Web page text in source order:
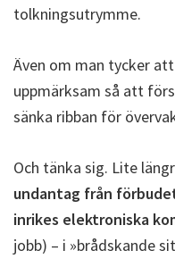
tolkningsutrymme.
Även om man tycker
uppmärksam så att
sänka ribban för
Och tänka sig. Lite
undantag från
inrikes elektroniska
jobb) – i »brådskande